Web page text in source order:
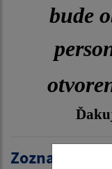
bude
Zoznam